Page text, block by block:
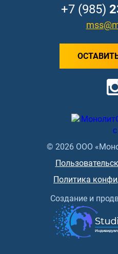
© 2026 ООО
Политика
Создание и
+7 (985)